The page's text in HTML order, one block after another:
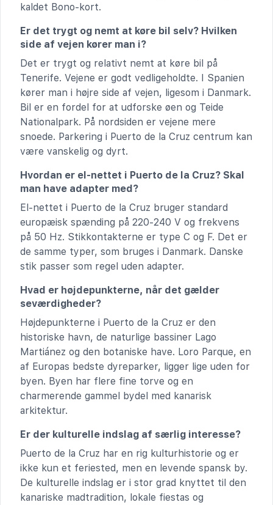
kaldet Bono-kort.
Er det trygt og nemt at køre bil selv? Hvilken
side af vejen kører man i?
Det er trygt og relativt nemt at køre bil på
Tenerife. Vejene er godt vedligeholdte. I Spanien
kører man i højre side af vejen, ligesom i Danmark.
Bil er en fordel for at udforske øen og Teide
Nationalpark. På nordsiden er vejene mere
snoede. Parkering i Puerto de la Cruz centrum kan
være vanskelig og dyrt.
Hvordan er el-nettet i Puerto de la Cruz? Skal
man have adapter med?
El-nettet i Puerto de la Cruz bruger standard
europæisk spænding på 220-240 V og frekvens
på 50 Hz. Stikkontakterne er type C og F. Det er
de samme typer, som bruges i Danmark. Danske
stik passer som regel uden adapter.
Hvad er højdepunkterne, når det gælder
seværdigheder?
Højdepunkterne i Puerto de la Cruz er den
historiske havn, de naturlige bassiner Lago
Martiánez og den botaniske have. Loro Parque, en
af Europas bedste dyreparker, ligger lige uden for
byen. Byen har flere fine torve og en
charmerende gammel bydel med kanarisk
arkitektur.
Er der kulturelle indslag af særlig interesse?
Puerto de la Cruz har en rig kulturhistorie og er
ikke kun et feriested, men en levende spansk by.
De kulturelle indslag er i stor grad knyttet til den
kanariske madtradition, lokale fiestas og